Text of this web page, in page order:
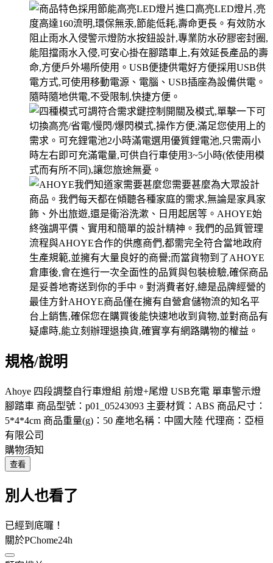
規格/說明
Ahoye 四段調整自行車燈組 前燈+尾燈 USB充電 單車警示燈
腳踏車 商品型號：p01_05243093 主要材質：ABS 商品尺寸：
5*4*4cm 商品重量(g)：50 產地名稱：中國大陸 代理商：亞桓
有限公司
購物須知
查看
別人也看了
已經到底囉！
關於PChome24h